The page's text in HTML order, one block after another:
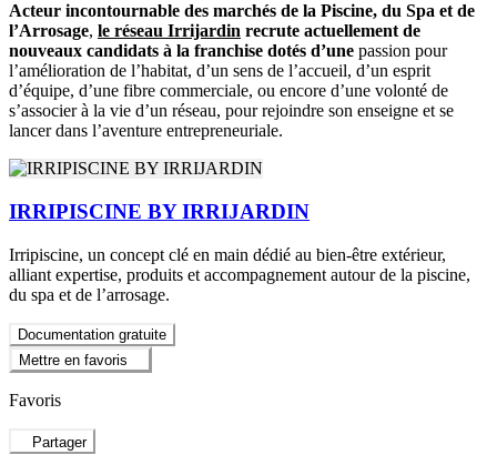
Acteur incontournable des marchés de la Piscine, du Spa et de
l’Arrosage, le réseau Irrijardin recrute actuellement de
nouveaux candidats à la franchise dotés d’une passion pour
l’amélioration de l’habitat, d’un sens de l’accueil, d’un esprit
d’équipe, d’une fibre commerciale, ou encore d’une volonté de
s’associer à la vie d’un réseau, pour rejoindre son enseigne et se
lancer dans l’aventure entrepreneuriale.
IRRIPISCINE BY IRRIJARDIN
Irripiscine, un concept clé en main dédié au bien-être extérieur,
alliant expertise, produits et accompagnement autour de la piscine,
du spa et de l’arrosage.
Documentation gratuite
Mettre en favoris
Favoris
Partager